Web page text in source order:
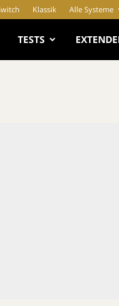
Klassik Alle Systeme
TESTS